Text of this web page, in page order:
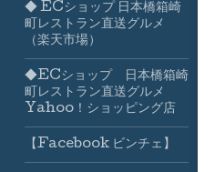
◆ ECショップ 日本橋箱崎
町レストラン直送グルメ
（楽天市場）
◆ECショップ 日本橋箱崎
町レストラン直送グルメ
Yahoo！ショッピング店
【Facebook ビンチェ】